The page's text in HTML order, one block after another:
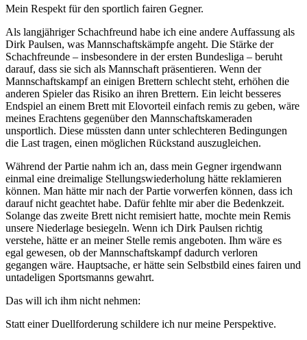
Mein Respekt für den sportlich fairen Gegner.
Als langjähriger Schachfreund habe ich eine andere Auffassung als
Dirk Paulsen, was Mannschaftskämpfe angeht. Die Stärke der
Schachfreunde – insbesondere in der ersten Bundesliga – beruht
darauf, dass sie sich als Mannschaft präsentieren. Wenn der
Mannschaftskampf an einigen Brettern schlecht steht, erhöhen die
anderen Spieler das Risiko an ihren Brettern. Ein leicht besseres
Endspiel an einem Brett mit Elovorteil einfach remis zu geben, wäre
meines Erachtens gegenüber den Mannschaftskameraden
unsportlich. Diese müssten dann unter schlechteren Bedingungen
die Last tragen, einen möglichen Rückstand auszugleichen.
Während der Partie nahm ich an, dass mein Gegner irgendwann
einmal eine dreimalige Stellungswiederholung hätte reklamieren
können. Man hätte mir nach der Partie vorwerfen können, dass ich
darauf nicht geachtet habe. Dafür fehlte mir aber die Bedenkzeit.
Solange das zweite Brett nicht remisiert hatte, mochte mein Remis
unsere Niederlage besiegeln. Wenn ich Dirk Paulsen richtig
verstehe, hätte er an meiner Stelle remis angeboten. Ihm wäre es
egal gewesen, ob der Mannschaftskampf dadurch verloren
gegangen wäre. Hauptsache, er hätte sein Selbstbild eines fairen und
untadeligen Sportsmanns gewahrt.
Das will ich ihm nicht nehmen:
Statt einer Duellforderung schildere ich nur meine Perspektive.